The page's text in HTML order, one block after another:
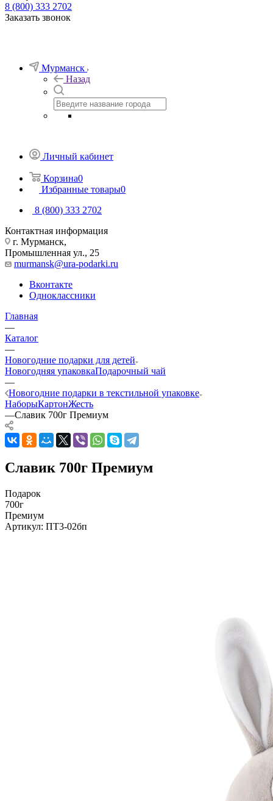
8 (800) 333 2702
Заказать звонок
Мурманск
Назад
Личный кабинет
Корзина0
Избранные товары0
8 (800) 333 2702
Контактная информация
г. Мурманск,
Промышленная ул., 25
murmansk@ura-podarki.ru
Вконтакте
Одноклассники
Главная
—
Каталог
—
Новогодние подарки для детей
Новогодняя упаковкаПодарочный чай
—
Новогодние подарки в текстильной упаковке
НаборыКартонЖесть
—Славик 700г Премиум
Славик 700г Премиум
Подарок
700г
Премиум
Артикул: ПТ3-02бп